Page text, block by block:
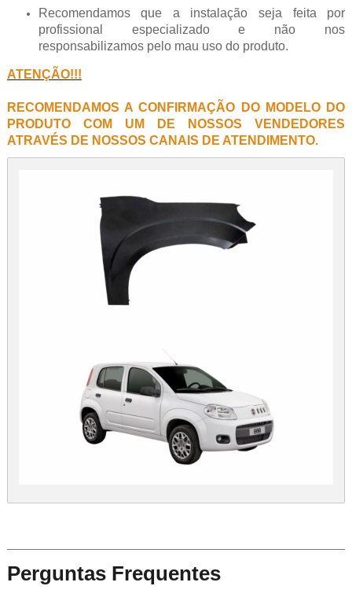
Recomendamos que a instalação seja feita por
profissional especializado e não nos
responsabilizamos pelo mau uso do produto.
ATENÇÃO!!!
RECOMENDAMOS A CONFIRMAÇÃO DO MODELO DO
PRODUTO COM UM DE NOSSOS VENDEDORES
ATRAVÉS DE NOSSOS CANAIS DE ATENDIMENTO.
Perguntas Frequentes